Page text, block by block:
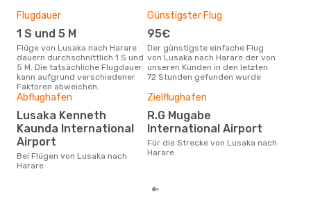
Flugdauer
1 S und 5 M
Flüge von Lusaka nach Harare
dauern durchschnittlich 1 S und
5 M. Die tatsächliche Flugdauer
kann aufgrund verschiedener
Faktoren abweichen.
Günstigster Flug
95€
Der günstigste einfache Flug
von Lusaka nach Harare der von
unseren Kunden in den letzten
72 Stunden gefunden wurde
Abflughafen
Lusaka Kenneth
Kaunda International
Airport
Bei Flügen von Lusaka nach
Harare
Zielflughafen
R.G Mugabe
International Airport
Für die Strecke von Lusaka nach
Harare